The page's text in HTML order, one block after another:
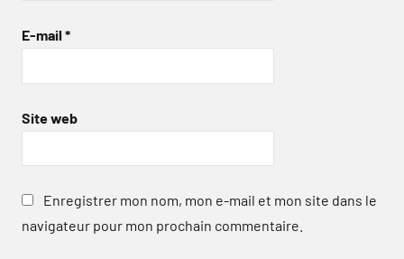
E-mail *
Site web
Enregistrer mon nom, mon e-mail et mon site dans le
navigateur pour mon prochain commentaire.